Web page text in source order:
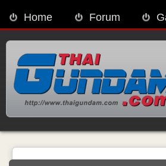
Home Forum